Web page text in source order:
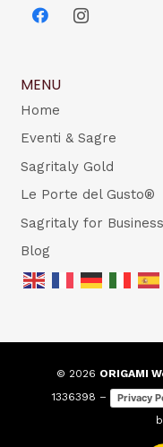
MENU
Home
Eventi & Sagre
Sagritaly Gold
Le Porte del Gusto®
Sagritaly for Business
Blog
© 2026 ORIGAMI
1336398 –
Privacy